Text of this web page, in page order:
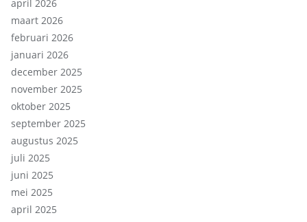
april 2026
maart 2026
februari 2026
januari 2026
december 2025
november 2025
oktober 2025
september 2025
augustus 2025
juli 2025
juni 2025
mei 2025
april 2025